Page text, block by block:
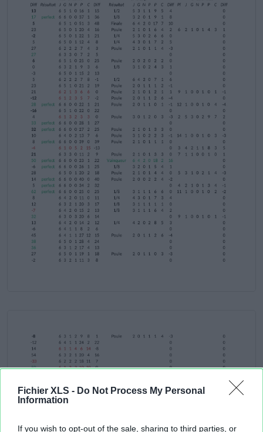
Fichier XLS - Do Not Process My Personal
Information
If you wish to opt-out of the sale, sharing to third parties, or